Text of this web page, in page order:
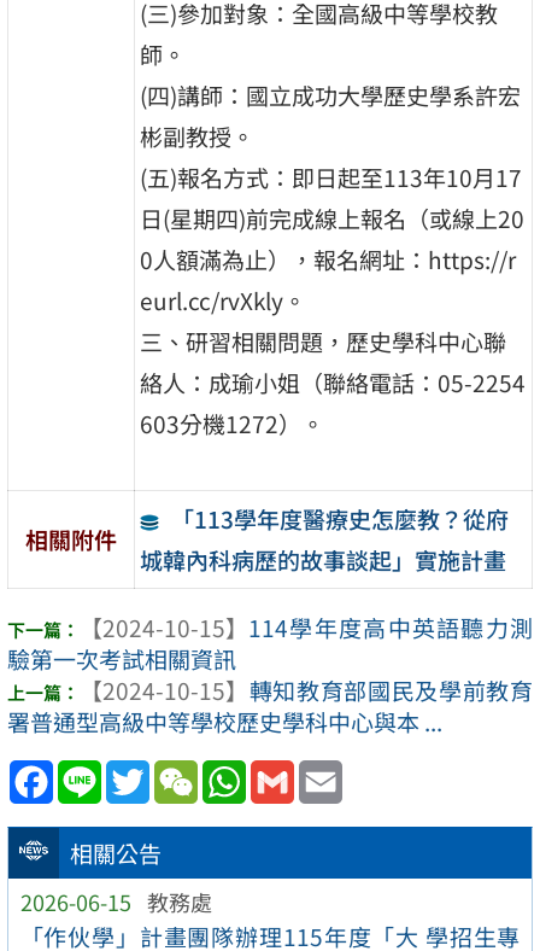
相關公告
2026-06-15 教務處
「作伙學」計畫團隊辦理115年度「大 學招生專
(三)參加對象：全國高級中等學校教
師。
(四)講師：國立成功大學歷史學系許宏
彬副教授。
(五)報名方式：即日起至113年10月17
日(星期四)前完成線上報名（或線上20
0人額滿為止），報名網址：https://r
eurl.cc/rvXkly。
三、研習相關問題，歷史學科中心聯
絡人：成瑜小姐（聯絡電話：05-2254
603分機1272）。
相關附件
「113學年度醫療史怎麼教？從府
城韓內科病歷的故事談起」實施計畫
【2024-10-15】 114學年度高中英語聽力測
驗第一次考試相關資訊
【2024-10-15】 轉知教育部國民及學前教育
署普通型高級中等學校歷史學科中心與本 ...
Facebook
Line TwitterWeChatWhatsApp
Gmail